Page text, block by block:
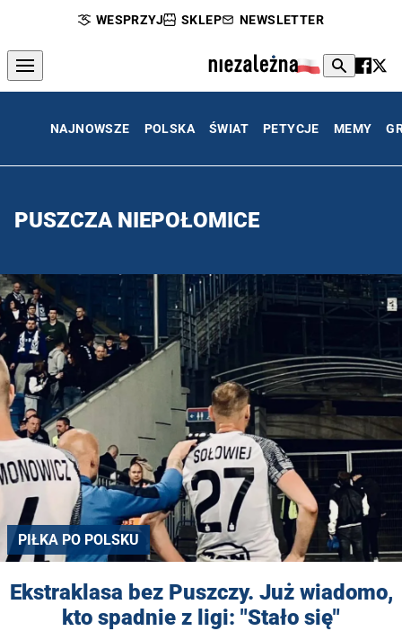
WESPRZYJ SKLEP NEWSLETTER
NAJNOWSZE POLSKA ŚWIAT PETYCJE MEMY
PUSZCZA NIEPOŁOMICE
PIŁKA PO POLSKU
Ekstraklasa bez Puszczy. Już wiadomo,
kto spadnie z ligi: "Stało się"